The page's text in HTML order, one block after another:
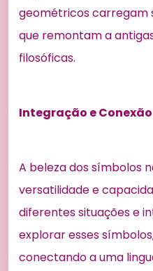
geométricos carregam
que remontam a
filosóficas.
Integração e Conexão
A beleza dos símbolos
versatilidade e
diferentes situações e
explorar esses
conectando a uma